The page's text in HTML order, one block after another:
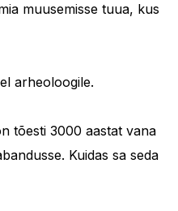
muusemisse tuua, kus
arheoloogile.
tõesti 3000 aastat vana
Kuidas sa seda